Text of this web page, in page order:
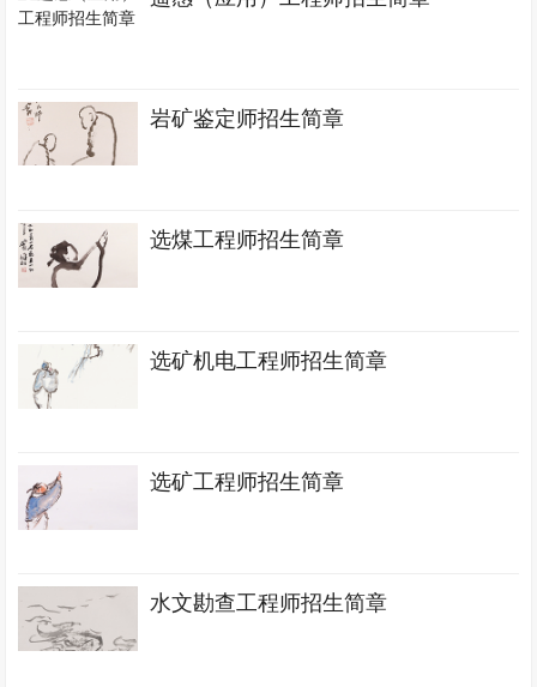
岩矿鉴定师招生简章
选煤工程师招生简章
选矿机电工程师招生简章
选矿工程师招生简章
水文勘查工程师招生简章